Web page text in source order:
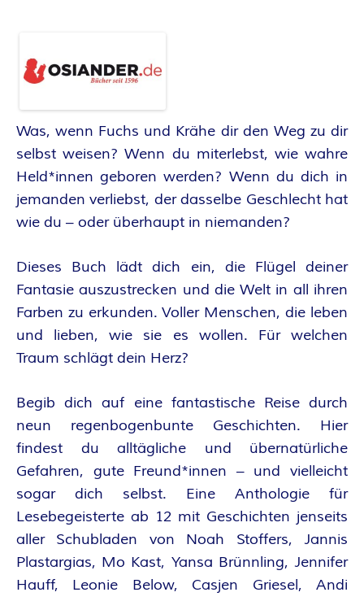
S
Y
A
U
T
O
R
:
I
N
N
E
N
K
Was, wenn Fuchs und Krähe dir den Weg zu dir
selbst weisen? Wenn du miterlebst, wie wahre
Held*innen geboren werden? Wenn du dich in
jemanden verliebst, der dasselbe Geschlecht hat
wie du – oder überhaupt in niemanden?
Dieses Buch lädt dich ein, die Flügel deiner
Fantasie auszustrecken und die Welt in all ihren
Farben zu erkunden. Voller Menschen, die leben
und lieben, wie sie es wollen. Für welchen
Traum schlägt dein Herz?
Begib dich auf eine fantastische Reise durch
neun regenbogenbunte Geschichten. Hier
findest du alltägliche und übernatürliche
Gefahren, gute Freund*innen – und vielleicht
sogar dich selbst. Eine Anthologie für
Lesebegeisterte ab 12 mit Geschichten jenseits
aller Schubladen von Noah Stoffers, Jannis
Plastargias, Mo Kast, Yansa Brünnling, Jennifer
Hauff, Leonie Below, Casjen Griesel, Andi